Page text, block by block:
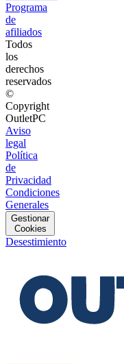
Programa
de
afiliados
Todos
los
derechos
reservados
©
Copyright
OutletPC
Aviso
legal
Política
de
Privacidad
Condiciones
Generales
Gestionar
Cookies
Desestimiento